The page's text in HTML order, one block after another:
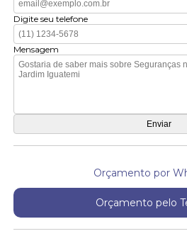
Digite seu telefone
Mensagem
Orçamento por
Orçamento pelo